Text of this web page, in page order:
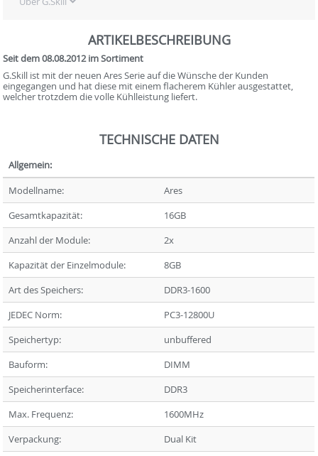
ARTIKELBESCHREIBUNG
Seit dem 08.08.2012 im Sortiment
G.Skill ist mit der neuen Ares Serie auf die Wünsche der Kunden
eingegangen und hat diese mit einem flacherem Kühler ausgestattet,
welcher trotzdem die volle Kühlleistung liefert.
TECHNISCHE DATEN
Allgemein:
Modellname:
Ares
Gesamtkapazität:
16GB
Anzahl der Module:
2x
Kapazität der Einzelmodule:
8GB
Art des Speichers:
DDR3-1600
JEDEC Norm:
PC3-12800U
Speichertyp:
unbuffered
Bauform:
DIMM
Speicherinterface:
DDR3
Max. Frequenz:
1600MHz
Verpackung:
Dual Kit